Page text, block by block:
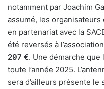
notamment par Joachim
assumé, les
en partenariat avec la
été reversés à l’association
297 €. Une démarche
toute l’année 2025.
sera d’ailleurs présente le